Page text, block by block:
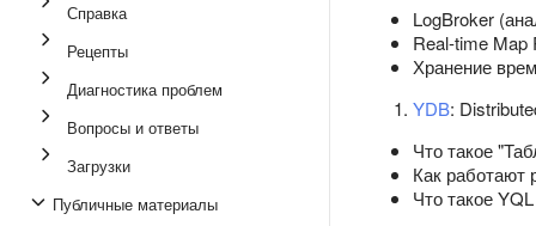
Справка
Рецепты
Диагностика проблем
Вопросы и ответы
Загрузки
Публичные материалы
LogBroker
Real-time Map
Хранение
YDB:
Что такое
Как работают
Что такое